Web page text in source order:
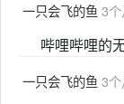
一只会飞的鱼 3
哔哩哔哩的
一只会飞的鱼 3